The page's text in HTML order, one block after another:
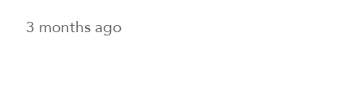
3 months ago